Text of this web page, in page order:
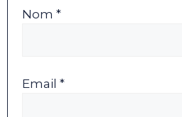
Nom *
Email *